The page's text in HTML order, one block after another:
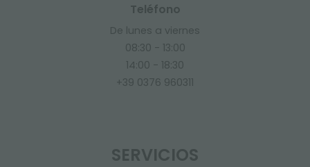
Teléfono
De lunes a viernes
08:30 - 13:00
14:00 - 18:30
+39 0376 960311
SERVICIOS